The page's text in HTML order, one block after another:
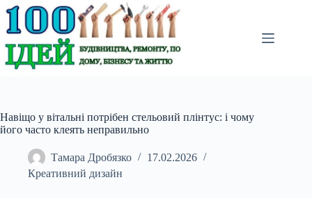
Перейти
до
вмісту
Навіщо у вітальні потрібен стельовий плінтус: і чому
його часто клеять неправильно
Тамара Дробязко
17.02.2026
Креативний дизайн